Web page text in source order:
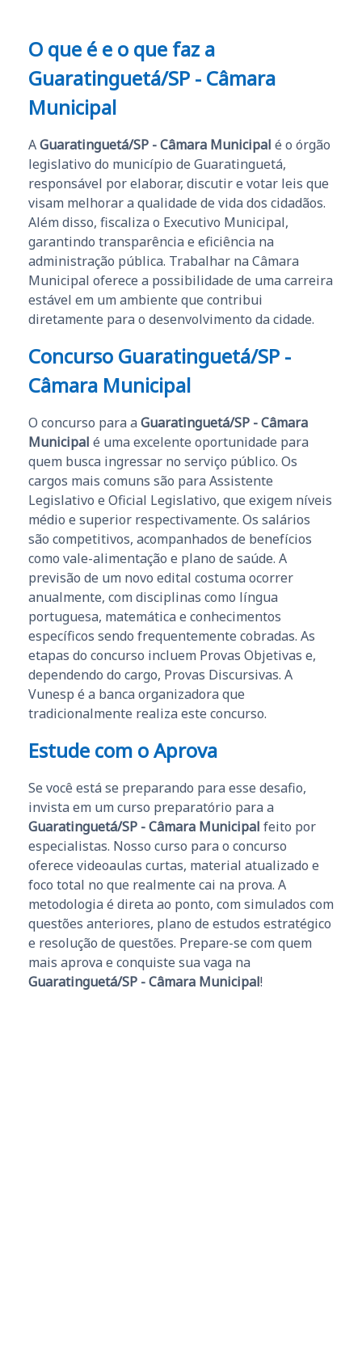
O que é e o que faz a
Guaratinguetá/SP - Câmara
Municipal
AGuaratinguetá/SP - Câmara Municipal é o órgão
legislativo do município de Guaratinguetá,
responsável por elaborar, discutir e votar leis que
visam melhorar a qualidade de vida dos cidadãos.
Além disso, fiscaliza o Executivo Municipal,
garantindo transparência e eficiência na
administração pública. Trabalhar na Câmara
Municipal oferece a possibilidade de uma carreira
estável em um ambiente que contribui
diretamente para o desenvolvimento da cidade.
Concurso Guaratinguetá/SP -
Câmara Municipal
O concurso para a Guaratinguetá/SP - Câmara
Municipal é uma excelente oportunidade para
quem busca ingressar no serviço público. Os
cargos mais comuns são para Assistente
Legislativo e Oficial Legislativo, que exigem níveis
médio e superior respectivamente. Os salários
são competitivos, acompanhados de benefícios
como vale-alimentação e plano de saúde. A
previsão de um novo edital costuma ocorrer
anualmente, com disciplinas como língua
portuguesa, matemática e conhecimentos
específicos sendo frequentemente cobradas. As
etapas do concurso incluem Provas Objetivas e,
dependendo do cargo, Provas Discursivas. A
Vunesp é a banca organizadora que
tradicionalmente realiza este concurso.
Estude com o Aprova
Se você está se preparando para esse desafio,
invista em um curso preparatório para a
Guaratinguetá/SP - Câmara Municipal feito por
especialistas. Nosso curso para o concurso
oferece videoaulas curtas, material atualizado e
foco total no que realmente cai na prova. A
metodologia é direta ao ponto, com simulados com
questões anteriores, plano de estudos estratégico
e resolução de questões. Prepare-se com quem
mais aprova e conquiste sua vaga na
Guaratinguetá/SP - Câmara Municipal!